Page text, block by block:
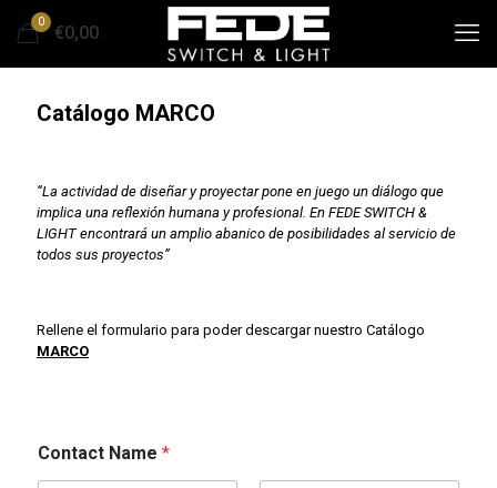
0
€0,00
Catálogo MARCO
“La actividad de diseñar y proyectar pone en juego un diálogo que
implica una reflexión humana y profesional. En FEDE SWITCH &
LIGHT encontrará un amplio abanico de posibilidades al servicio de
todos sus proyectos”
Rellene el formulario para poder descargar nuestro Catálogo
MARCO
Contact Name *